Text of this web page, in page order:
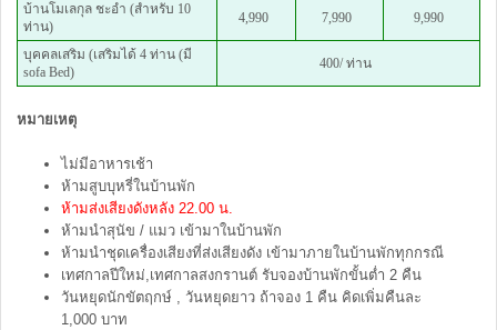
บ้านโมเลกุล ชะอำ (สำหรับ 10
ท่าน)
4,990 7,990 9,990
บุคคลเสริม (เสริมได้ 4 ท่าน (มี
sofa Bed)
400/ ท่าน
หมายเหตุ
ไม่มีอาหารเช้า
ห้ามสูบบุหรี่ในบ้านพัก
ห้ามส่งเสียงดังหลัง 22.00 น.
ห้ามนำสุนัข / แมว เข้ามาในบ้านพัก
ห้ามนำชุดเครื่องเสียงที่ส่งเสียงดัง เข้ามาภายในบ้านพักทุกกรณี
เทศกาลปีใหม่,เทศกาลสงกรานต์ รับจองบ้านพักขั้นต่ำ 2 คืน
วันหยุดนักขัตฤกษ์ , วันหยุดยาว ถ้าจอง 1 คืน คิดเพิ่มคืนละ
1,000 บาท